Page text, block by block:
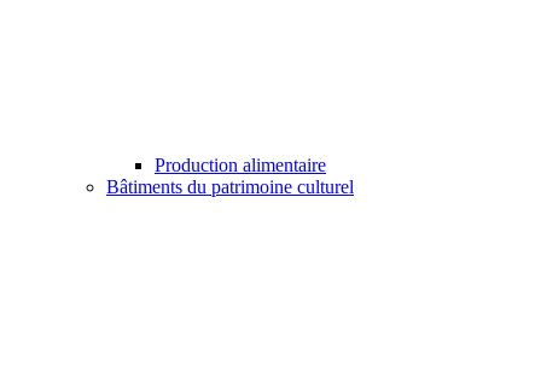
Production alimentaire
Bâtiments du patrimoine culturel